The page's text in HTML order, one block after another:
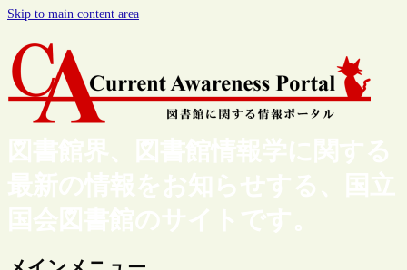
Skip to main content area
図書館界、図書館情報学に関する
最新の情報をお知らせする、国立
国会図書館のサイトです。